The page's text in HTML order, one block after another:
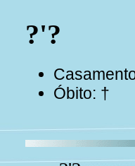
?'?
Óbito: †